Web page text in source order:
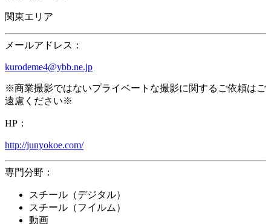
関東エリア
メールアドレス：
kurodeme4@ybb.ne.jp
※商業撮影ではないプライベートな撮影に関するご依頼はご
遠慮ください※
HP：
http://junyokoe.com/
専門分野：
スチール（デジタル）
スチール（フイルム）
動画